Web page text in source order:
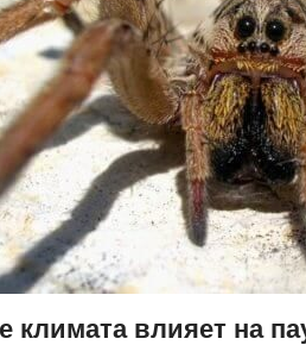
климата влияет на